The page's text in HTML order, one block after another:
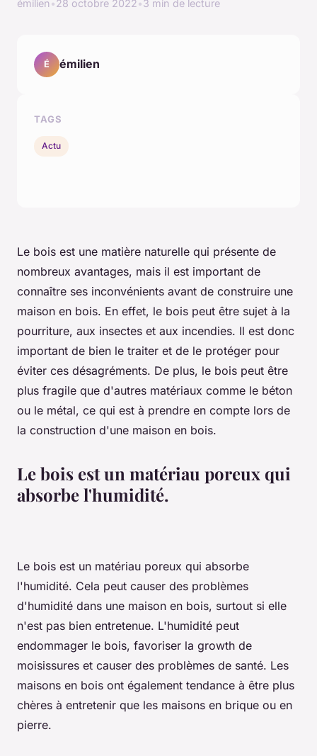
émilien•28 octobre 2022•3 min de lecture
Le bois est une matière naturelle qui présente de
nombreux avantages, mais il est important de
connaître ses inconvénients avant de construire une
maison en bois. En effet, le bois peut être sujet à la
pourriture, aux insectes et aux incendies. Il est donc
important de bien le traiter et de le protéger pour
éviter ces désagréments. De plus, le bois peut être
plus fragile que d'autres matériaux comme le béton
ou le métal, ce qui est à prendre en compte lors de
la construction d'une maison en bois.
Le bois est un matériau poreux qui
absorbe l'humidité.
Le bois est un matériau poreux qui absorbe
l'humidité. Cela peut causer des problèmes
d'humidité dans une maison en bois, surtout si elle
n'est pas bien entretenue. L'humidité peut
endommager le bois, favoriser la growth de
moisissures et causer des problèmes de santé. Les
maisons en bois ont également tendance à être plus
chères à entretenir que les maisons en brique ou en
pierre.
É émilien
TAGS
Actu